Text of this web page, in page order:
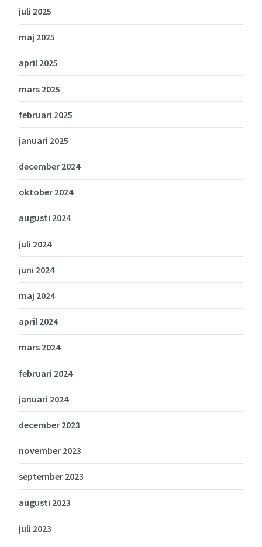
juli 2025
maj 2025
april 2025
mars 2025
februari 2025
januari 2025
december 2024
oktober 2024
augusti 2024
juli 2024
juni 2024
maj 2024
april 2024
mars 2024
februari 2024
januari 2024
december 2023
november 2023
september 2023
augusti 2023
juli 2023